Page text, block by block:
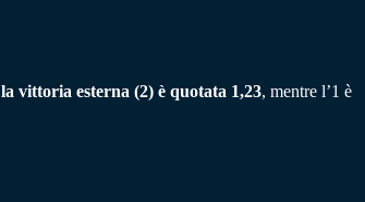
la vittoria esterna (2) è quotata 1,23, mentre l’1 è